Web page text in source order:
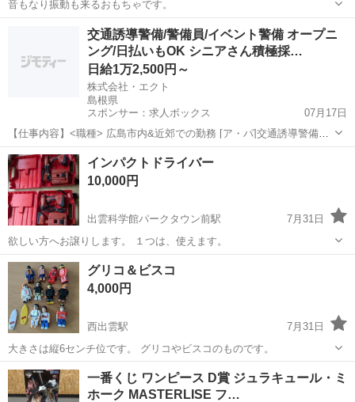
音もなり振動も来るおもちゃです。
武志駅 おもちゃ
交通誘導警備/警備員/イベント警備 オープニ
ング/日払いもOK シニアさん積極採…
日給1万2,500円～
株式会社・エクト
島根県
スポンサー：求人ボックス
07月17日
【仕事内容】<職種> 広島市内&近郊での勤務 [ア・パ]交通誘導警備、
警備員、イベント警備 <雇用形態> アルバイト・パート <給与> [ア・
パ]日給12,500円～ 交通費: マイカー・自転車・バイク通勤OK 昇給あ
り 警備業法...
アルバイト・パート
インパクトドライバー
10,000円
出雲科学館パークタウン前駅
7月31日
欲しい方へお譲りします。 １つは、使えます。
島根 出雲市 出雲科学館パークタウン前駅
グリコ＆ビスコ
4,000円
西出雲駅
7月31日
大きさは縦6センチ位です。 グリコやビスコのものです。
島根 出雲市 西出雲駅 フィギュア
一番くじ ワンピース D賞 ジュラキュール・ミ
ホーク MASTERLISE フ…